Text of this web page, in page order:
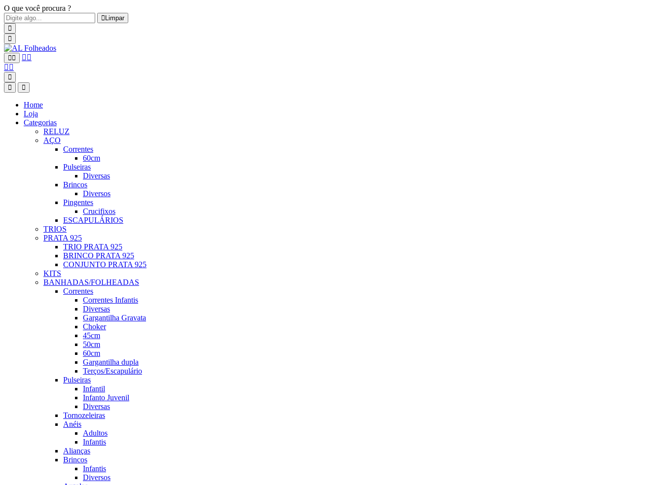
O que você procura ?
Limpar
Home
Loja
Categorias
RELUZ
AÇO
Correntes
60cm
Pulseiras
Diversas
Brincos
Diversos
Pingentes
Crucifixos
ESCAPULÁRIOS
TRIOS
PRATA 925
TRIO PRATA 925
BRINCO PRATA 925
CONJUNTO PRATA 925
KITS
BANHADAS/FOLHEADAS
Correntes
Correntes Infantis
Diversas
Gargantilha Gravata
Choker
45cm
50cm
60cm
Gargantilha dupla
Terços/Escapulário
Pulseiras
Infantil
Infanto Juvenil
Diversas
Tornozeleiras
Anéis
Adultos
Infantis
Alianças
Brincos
Infantis
Diversos